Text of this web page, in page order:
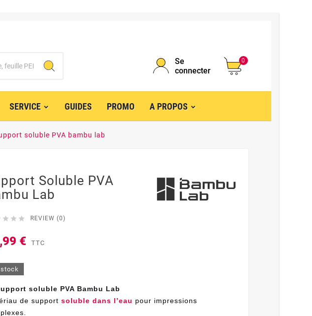
Se
connecter
0
SERVICE GUIDES PROMO A PROPOS
soluble PVA bambu lab
Soluble PVA
Lab
   REVIEW (0)
€ TTC
stock
soluble PVA Bambu Lab
de support soluble dans l’eau pour impressions